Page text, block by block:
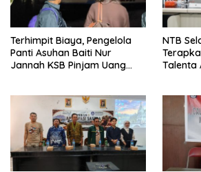
Terhimpit Biaya, Pengelola
Panti Asuhan Baiti Nur
Jannah KSB Pinjam Uang
Kunjung Tuntas
NTB
Talenta